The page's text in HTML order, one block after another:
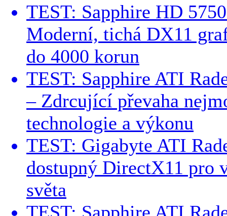
TEST: Sapphire HD
Moderní, tichá DX11
do 4000 korun
TEST: Sapphire ATI
– Zdrcující převaha
technologie a výkonu
TEST: Gigabyte ATI
dostupný DirectX11 pro
světa